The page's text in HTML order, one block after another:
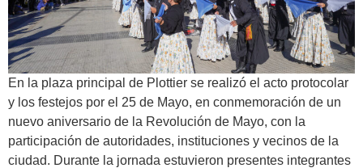
En la plaza principal de Plottier se realizó el acto protocolar
y los festejos por el 25 de Mayo, en conmemoración de un
nuevo aniversario de la Revolución de Mayo, con la
participación de autoridades, instituciones y vecinos de la
ciudad. Durante la jornada estuvieron presentes integrantes